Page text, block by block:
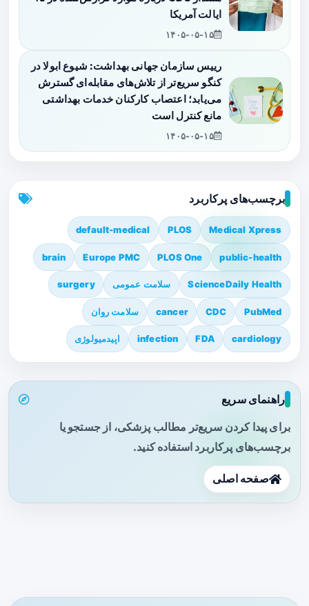
ایالت آمریکا
۱۴۰۵-۰۵-۱۵
رییس سازمان جهانی بهداشت: شیوع ابولا در
کنگو سریع‌تر از تلاش‌های مقابله‌ای گسترش
می‌یابد؛ اعتصاب کارکنان خدمات بهداشتی
مانع کنترل است
۱۴۰۵-۰۵-۱۵
برچسب‌های پرکاربرد
Medical Xpress
PLOS
default-medical
public-health
PLOS One
Europe PMC
brain
ScienceDaily Health سلامت عمومی surgery
PubMed
CDC
cancer سلامت روان
cardiology
FDA
infection اپیدمیولوژی
راهنمای سریع
برای پیدا کردن سریع‌تر مطالب پزشکی، از جستجو یا
برچسب‌های پرکاربرد استفاده کنید.
صفحه اصلی